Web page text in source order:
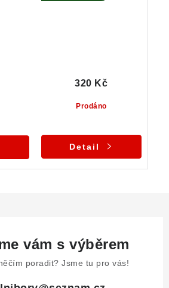
Prodáno
320 Kč
Detail
vám s výběrem
poradit? Jsme tu pro vás!